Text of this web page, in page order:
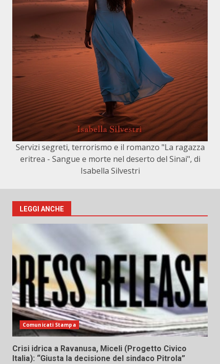
Servizi segreti, terrorismo e il romanzo "La ragazza
eritrea - Sangue e morte nel deserto del Sinai", di
Isabella Silvestri
LEGGI ANCHE
Comunicati Stampa
Crisi idrica a Ravanusa, Miceli (Progetto Civico
Italia): “Giusta la decisione del sindaco Pitrola”